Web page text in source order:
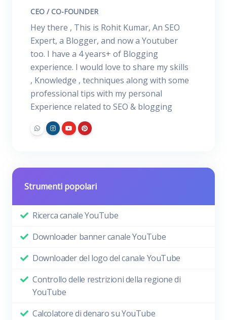
CEO / CO-FOUNDER
Hey there , This is Rohit Kumar, An SEO
Expert, a Blogger, and now a Youtuber
too. I have a 4 years+ of Blogging
experience. I would love to share my skills
, Knowledge , techniques along with some
professional tips with my personal
Experience related to SEO & blogging
Strumenti popolari
Ricerca canale YouTube
Downloader banner canale YouTube
Downloader del logo del canale YouTube
Controllo delle restrizioni della regione di
YouTube
Calcolatore di denaro su YouTube